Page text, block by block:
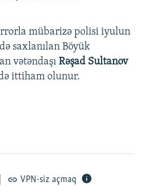
mübarizə polisi iyulun
saxlanılan Böyük
vətəndaşı Rəşad Sultanov
ittiham olunur.
VPN-siz açmaq